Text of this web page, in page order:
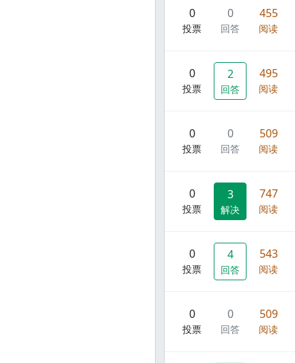
0
投票
0
回答
455
阅读
0
投票
2
回答
495
阅读
0
投票
0
回答
509
阅读
0
投票
3
解决
747
阅读
0
投票
4
回答
543
阅读
0
投票
0
回答
509
阅读